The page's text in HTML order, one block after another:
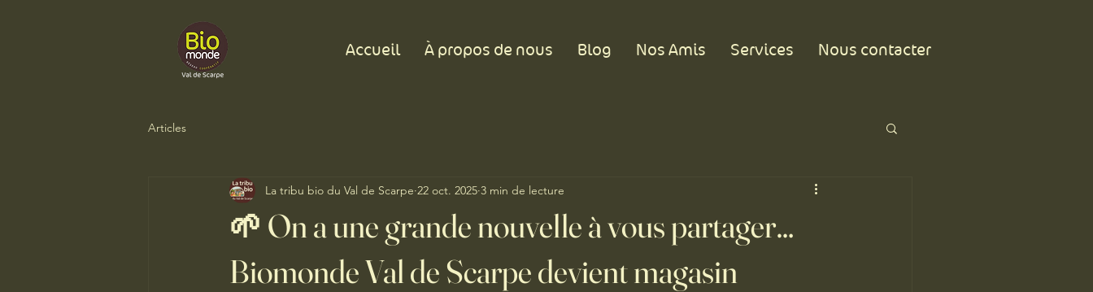
Accueil À propos de nous Blog Nos Amis Services Nous contacter
Articles
🌱 On a une grande nouvelle à vous partager…
Biomonde Val de Scarpe devient magasin
La tribu bio du Val de Scarpe 22 oct. 2025 3 min de lecture